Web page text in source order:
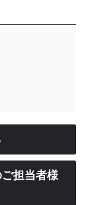
担当者様